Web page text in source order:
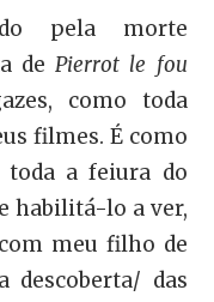
pela morte
dePierrot le fou
como toda
filmes. É como
toda a feiura do
habilitá-lo a ver,
meu filho de
descoberta/ das